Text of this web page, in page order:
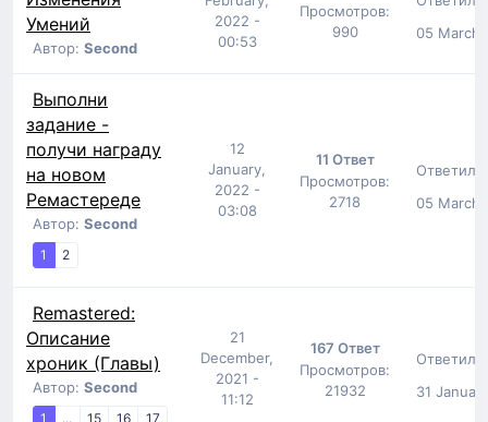
Умений
Автор: Second
2022 -
00:53
Просмотров:
990
05
Выполни
задание -
получи награду
на новом
Ремастереде
Автор: Second
1 2
12
January,
2022 -
03:08
11 Ответ
Просмотров:
2718
Ответил:
05
Remastered:
Описание
хроник (Главы)
Автор: Second
1 ... 15 16 17
21
December,
2021 -
11:12
167 Ответ
Просмотров:
21932
Ответил:
31